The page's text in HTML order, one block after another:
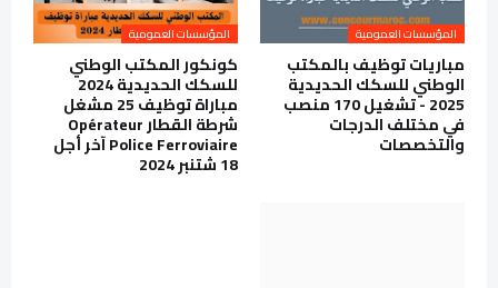
المؤسسات العمومية
مباريات توظيف بالمكتب
الوطني للسكك الحديدية
2025 - تشغيل 170 منصب
في مختلف الدرجات
والتخصصات
المؤسسات العمومية
كونكور المكتب الوطني
للسكك الحديدية 2024
مباراة توظيف 25 مشغل
شرطة القطار Opérateur
Police Ferroviaire آخر أجل
18 شتنبر 2024